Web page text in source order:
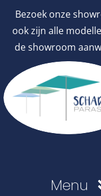
Bezoek onze
ook zijn alle
de showroom
inhoud
Menu